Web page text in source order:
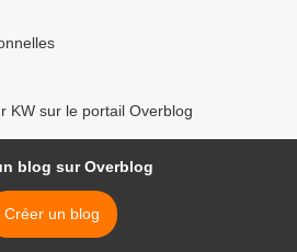
KW sur le portail Overblog
blog sur Overblog
Créer un blog